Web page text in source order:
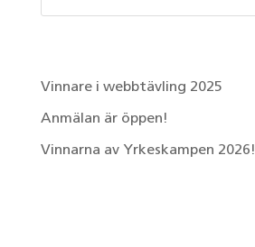
Vinnare i webbtävling 2025
Anmälan är öppen!
Vinnarna av Yrkeskampen 2026!